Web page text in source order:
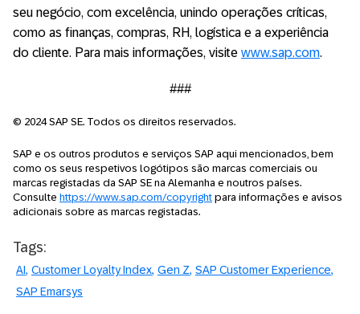
seu negócio, com excelência, unindo operações críticas,
como as finanças, compras, RH, logística e a experiência
do cliente. Para mais informações, visite www.sap.com.
###
© 2024 SAP SE. Todos os direitos reservados.
SAP e os outros produtos e serviços SAP aqui mencionados, bem
como os seus respetivos logótipos são marcas comerciais ou
marcas registadas da SAP SE na Alemanha e noutros países.
Consulte https://www.sap.com/copyright para informações e avisos
adicionais sobre as marcas registadas.
Tags:
AI Customer Loyalty Index Gen Z SAP Customer Experience
SAP Emarsys